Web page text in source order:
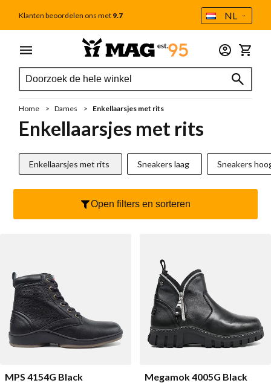
Klanten beoordelen ons met 9.7
Taal NL
Menu
Zoek
Zoek
Zoek
Alle dames
Sale
Nieuw
Outlet
Dames
Sneakers laag
Lage schoenen
Vegan
Sandalen
Loafers
Alle heren
Sale
Cadeaubon
Heren
Handgestikte mocassins
Loafers
Sale
Outlet
Tweede Kans
Alle accessoires
Schoenverzorging
Cadeaubon
Accessoires
Voetbedden
Home Dames Enkellaarsjes met rits
Enkellaarsjes met rits
Sneakers laag Sneakers
Enkellaarsjes met rits
MPS 4154G Black
Megamok 4005G Black
Open filters en sorteren